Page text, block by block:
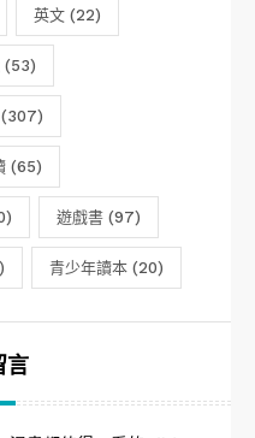
英文 (22)
(53)
(307)
(65)
遊戲書 (97)
青少年讀本 (20)
言